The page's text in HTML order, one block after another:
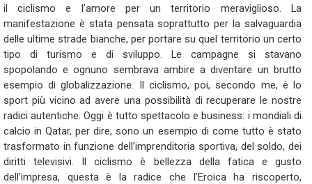
il ciclismo e l’amore per un territorio meraviglioso. La
manifestazione è stata pensata soprattutto per la salvaguardia
delle ultime strade bianche, per portare su quel territorio un certo
tipo di turismo e di sviluppo. Le campagne si stavano
spopolando e ognuno sembrava ambire a diventare un brutto
esempio di globalizzazione. Il ciclismo, poi, secondo me, è lo
sport più vicino ad avere una possibilità di recuperare le nostre
radici autentiche. Oggi è tutto spettacolo e business: i mondiali di
calcio in Qatar, per dire, sono un esempio di come tutto è stato
trasformato in funzione dell’imprenditoria sportiva, del soldo, dei
diritti televisivi. Il ciclismo è bellezza della fatica e gusto
dell’impresa, questa è la radice che l’Eroica ha riscoperto,